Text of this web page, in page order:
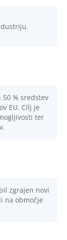
50 % sredstev
EU. Cilj je
ter
zgrajen novi
na območje